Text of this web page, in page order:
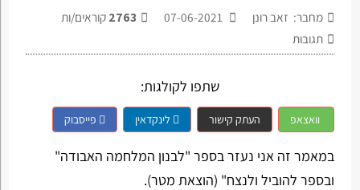
מחבר: זאב רונן 2763 קוראים/ות
תגובות
שתפו לקולגות:
וואצאפ העתק קישור לינקדאין פייסבוק
במאמר זה אני נעזר בספר "לבנון המלחמה האבודה"
ובספר להוביל ולנצח" (הוצאת מטר).